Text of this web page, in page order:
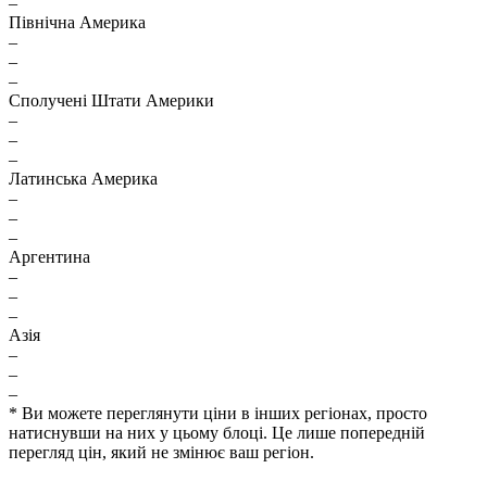
Північна Америка
–
–
–
Сполучені Штати Америки
–
–
–
Латинська Америка
–
–
–
Аргентина
–
–
–
Азія
–
–
–
* Ви можете переглянути ціни в інших регіонах, просто
натиснувши на них у цьому блоці. Це лише попередній
перегляд цін, який не змінює ваш регіон.